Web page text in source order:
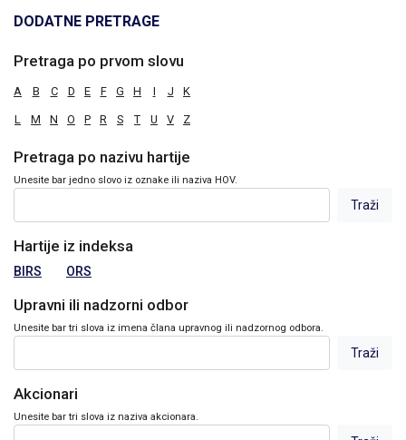
DODATNE PRETRAGE
Pretraga po prvom slovu
A B C D E F G H I J K
L M N O P R S T U V Z
Pretraga po nazivu hartije
Unesite bar jedno slovo iz oznake ili naziva HOV.
Hartije iz indeksa
BIRS ORS
Upravni ili nadzorni odbor
Unesite bar tri slova iz imena člana upravnog ili nadzornog odbora.
Akcionari
Unesite bar tri slova iz naziva akcionara.